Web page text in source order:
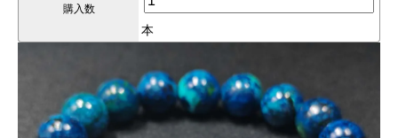
🌟幻想的なブルーの美しさ
宙のような神秘的な輝きを放ちます。
雑色が少なく、上質な発色
購入数
本